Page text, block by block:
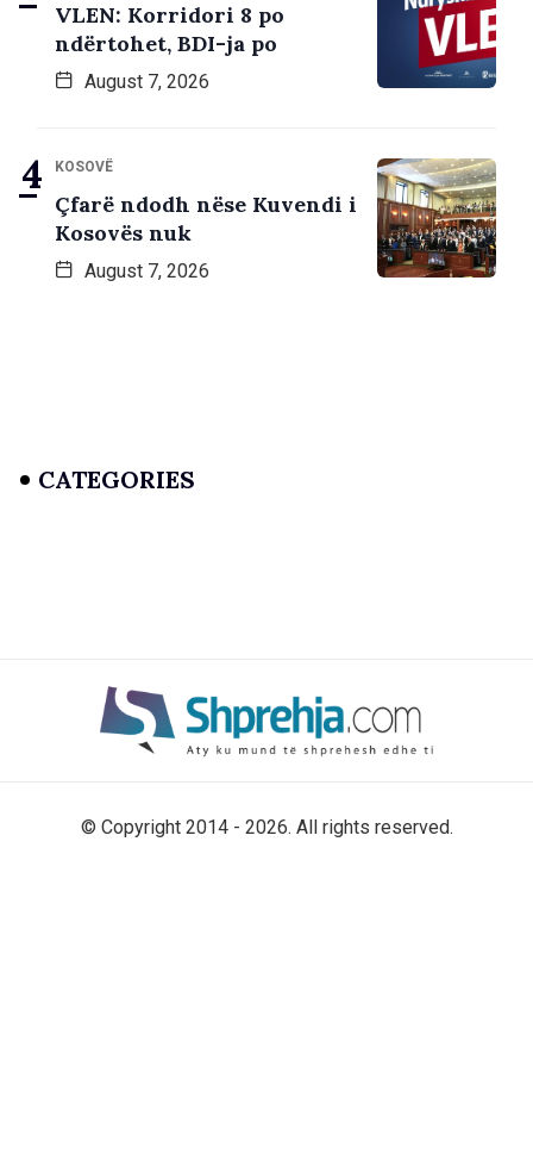
VLEN: Korridori 8 po
ndërtohet, BDI-ja po
August 7, 2026
KOSOVË
Çfarë ndodh nëse Kuvendi i
Kosovës nuk
August 7, 2026
CATEGORIES
© Copyright 2014 - 2026. All rights reserved.